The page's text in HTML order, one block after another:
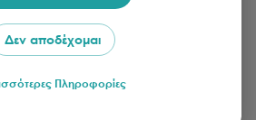
Δεν αποδέχομαι
Πληροφορίες